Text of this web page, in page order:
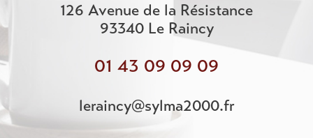
126 Avenue de la Résistance
93340 Le Raincy
01 43 09 09 09
leraincy@sylma2000.fr